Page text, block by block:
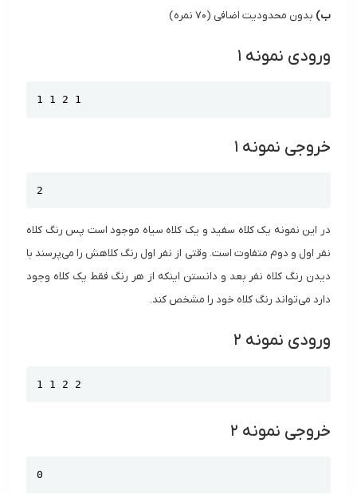
ب) بدون محدودیت اضافی (۷۰ نمره)
ورودی نمونه ۱
1 1 2 1
خروجی نمونه ۱
2
در این نمونه یک کلاه سفید و یک کلاه سیاه موجود است پس رنگ کلاه
نفر اول و دوم متفاوت است. وقتی از نفر اول رنگ کلاهش را می‌پرسند با
دیدن رنگ کلاه نفر بعد و دانستن اینکه از هر رنگ فقط یک کلاه وجود
دارد می‌تواند رنگ کلاه خود را مشخص کند.
ورودی نمونه ۲
1 1 2 2
خروجی نمونه ۲
0